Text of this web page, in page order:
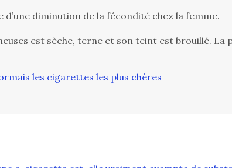
d’une diminution de la fécondité chez la femme.
est sèche, terne et son teint est brouillé.
les cigarettes les plus chères